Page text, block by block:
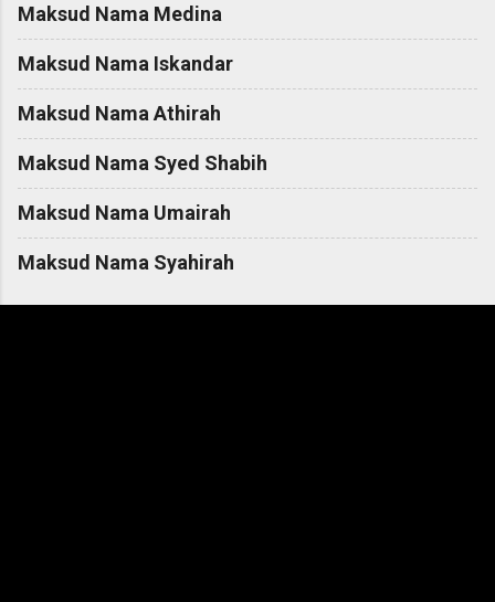
Maksud Nama Medina
Maksud Nama Iskandar
Maksud Nama Athirah
Maksud Nama Syed Shabih
Maksud Nama Umairah
Maksud Nama Syahirah